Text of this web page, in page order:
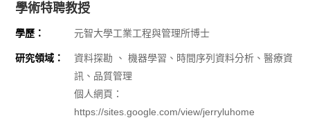
學術特聘教授
學歷： 元智大學工業工程與管理所博士
研究領域：
資料探勘 、 機器學習、時間序列資料分析、醫療資
訊、品質管理
個人網頁：
https://sites.google.com/view/jerryluhome